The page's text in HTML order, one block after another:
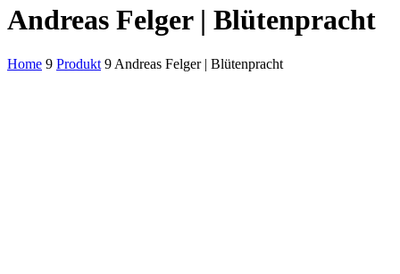
Andreas Felger | Blütenpracht
Home 9 Produkt 9 Andreas Felger | Blütenpracht